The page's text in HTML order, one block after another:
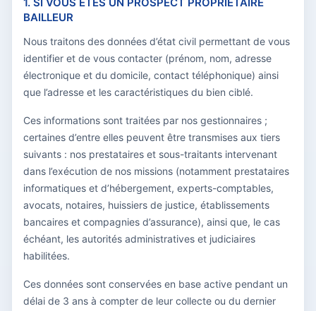
BAILLEUR
Nous traitons des données d’état civil permettant de vous
identifier et de vous contacter (prénom, nom, adresse
électronique et du domicile, contact téléphonique) ainsi
que l’adresse et les caractéristiques du bien ciblé.
Ces informations sont traitées par nos gestionnaires ;
certaines d’entre elles peuvent être transmises aux tiers
suivants : nos prestataires et sous-traitants intervenant
dans l’exécution de nos missions (notamment prestataires
informatiques et d’hébergement, experts-comptables,
avocats, notaires, huissiers de justice, établissements
bancaires et compagnies d’assurance), ainsi que, le cas
échéant, les autorités administratives et judiciaires
habilitées.
Ces données sont conservées en base active pendant un
délai de 3 ans à compter de leur collecte ou du dernier